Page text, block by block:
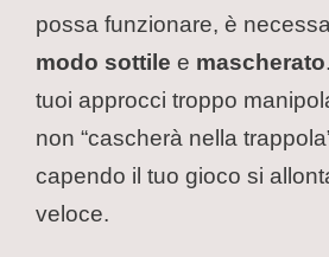
possa funzionare, è
modo sottile e mascherato
tuoi approcci troppo
non “cascherà nella
capendo il tuo gioco si
veloce.